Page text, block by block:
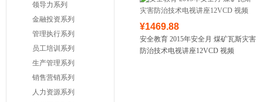
领导力系列
金融投资系列
管理执行系列
员工培训系列
生产管理系列
销售营销系列
人力资源系列
¥1469.88
安全教育 2015年安全月 煤矿瓦斯灾害
防治技术电视讲座12VCD 视频